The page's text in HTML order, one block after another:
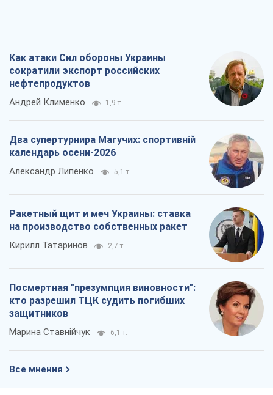
Как атаки Сил обороны Украины
сократили экспорт российских
нефтепродуктов
Андрей Клименко 1,9 т.
Два супертурнира Магучих: спортивній
календарь осени-2026
Александр Липенко 5,1 т.
Ракетный щит и меч Украины: ставка
на производство собственных ракет
Кирилл Татаринов 2,7 т.
Посмертная "презумпция виновности":
кто разрешил ТЦК судить погибших
защитников
Марина Ставнійчук 6,1 т.
Все мнения